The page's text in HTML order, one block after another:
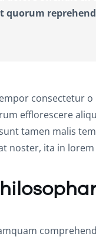
consectetur o
efflorescere
tamen malis
noster, ita in